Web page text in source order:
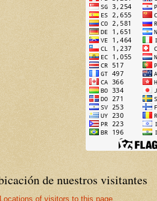
de nuestros visitantes